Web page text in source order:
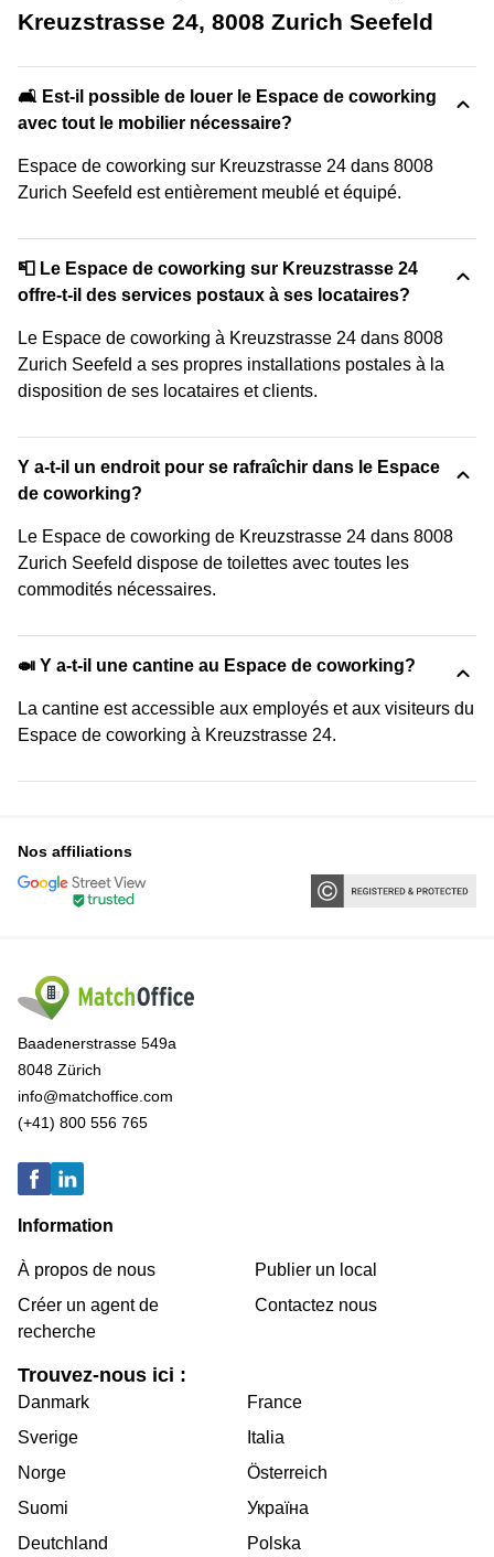
Kreuzstrasse 24, 8008 Zurich Seefeld
🛋️ Est-il possible de louer le Espace de coworking
avec tout le mobilier nécessaire?
Espace de coworking sur Kreuzstrasse 24 dans 8008
Zurich Seefeld est entièrement meublé et équipé.
📮 Le Espace de coworking sur Kreuzstrasse 24
offre-t-il des services postaux à ses locataires?
Le Espace de coworking à Kreuzstrasse 24 dans 8008
Zurich Seefeld a ses propres installations postales à la
disposition de ses locataires et clients.
Y a-t-il un endroit pour se rafraîchir dans le Espace
de coworking?
Le Espace de coworking de Kreuzstrasse 24 dans 8008
Zurich Seefeld dispose de toilettes avec toutes les
commodités nécessaires.
🍛 Y a-t-il une cantine au Espace de coworking?
La cantine est accessible aux employés et aux visiteurs du
Espace de coworking à Kreuzstrasse 24.
Nos affiliations
Baadenerstrasse 549a
8048 Zürich
info@matchoffice.com
(+41) 800 556 765
Information
À propos de nous
Créer un agent de
recherche
Publier un local
Contactez nous
Trouvez-nous ici :
Danmark
Sverige
Norge
Suomi
Deutchland
France
Italia
Österreich
Україна
Polska